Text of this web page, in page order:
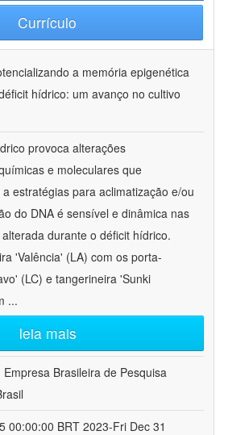
Currículo
a memória epigenética
hídrico: um avanço no cultivo
provoca alterações
e moleculares que
estratégias para aclimatização e/ou
do DNA é sensível e dinâmica nas
durante o déficit hídrico.
'Valência' (LA) com os porta-
(LC) e tangerineira 'Sunki
...
leia mais
Empresa Brasileira de Pesquisa
00:00:00 BRT 2023-Fri Dec 31